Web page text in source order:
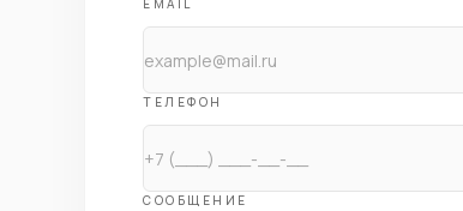
EMAIL
ТЕЛЕФОН
СООБЩЕНИЕ